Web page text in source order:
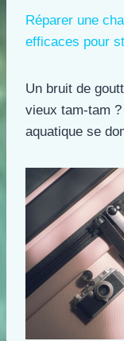
Réparer une
efficaces pour
Un bruit de
vieux tam-tam
aquatique se